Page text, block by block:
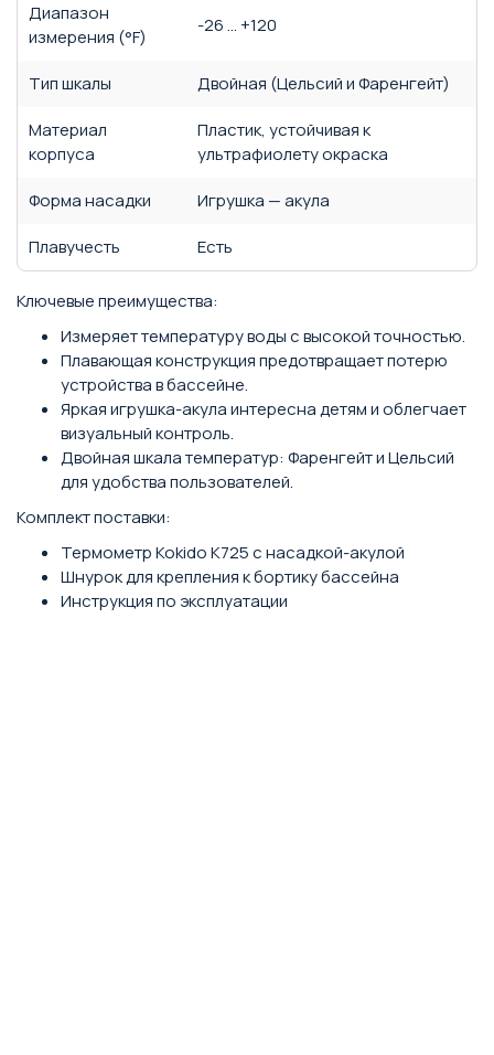
Диапазон
измерения (°F)
-26 … +120
Тип шкалы
Двойная (Цельсий и Фаренгейт)
Материал
корпуса
Пластик, устойчивая к
ультрафиолету окраска
Форма насадки
Игрушка — акула
Плавучесть
Есть
Ключевые преимущества:
Измеряет температуру воды с высокой точностью.
Плавающая конструкция предотвращает потерю
устройства в бассейне.
Яркая игрушка-акула интересна детям и облегчает
визуальный контроль.
Двойная шкала температур: Фаренгейт и Цельсий
для удобства пользователей.
Комплект поставки:
Термометр Kokido K725 с насадкой-акулой
Шнурок для крепления к бортику бассейна
Инструкция по эксплуатации